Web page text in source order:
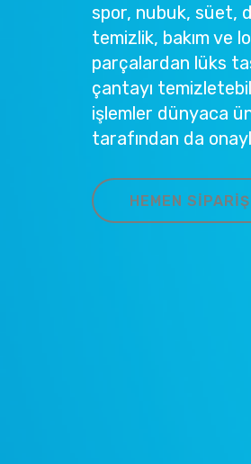
spor, nubuk, süet,
temizlik, bakım ve
parçalardan lüks
çantayı
işlemler dünyaca
tarafından da
HEMEN